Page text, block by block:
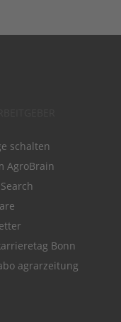
schalten
AgroBrain
Bonn
agrarzeitung